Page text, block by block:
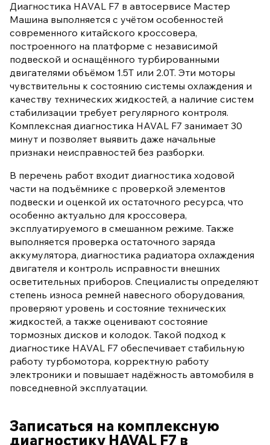
Диагностика HAVAL F7 в автосервисе Мастер
Машина выполняется с учётом особенностей
современного китайского кроссовера,
построенного на платформе с независимой
подвеской и оснащённого турбированными
двигателями объёмом 1.5T или 2.0T. Эти моторы
чувствительны к состоянию системы охлаждения и
качеству технических жидкостей, а наличие систем
стабилизации требует регулярного контроля.
Комплексная диагностика HAVAL F7 занимает 30
минут и позволяет выявить даже начальные
признаки неисправностей без разборки.
В перечень работ входит диагностика ходовой
части на подъёмнике с проверкой элементов
подвески и оценкой их остаточного ресурса, что
особенно актуально для кроссовера,
эксплуатируемого в смешанном режиме. Также
выполняется проверка остаточного заряда
аккумулятора, диагностика радиатора охлаждения
двигателя и контроль исправности внешних
осветительных приборов. Специалисты определяют
степень износа ремней навесного оборудования,
проверяют уровень и состояние технических
жидкостей, а также оценивают состояние
тормозных дисков и колодок. Такой подход к
диагностике HAVAL F7 обеспечивает стабильную
работу турбомотора, корректную работу
электроники и повышает надёжность автомобиля в
повседневной эксплуатации.
Записаться на комплексную
диагностику HAVAL F7 в